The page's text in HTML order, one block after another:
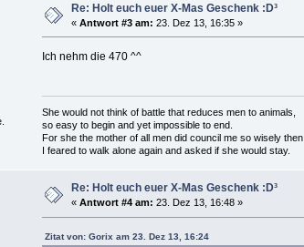
Re: Holt euch euer X-Mas Geschenk :D³
«Antwort #3 am: 23. Dez 13, 16:35 »
Ich nehm die 470 ^^
She would not think of battle that reduces men to animals,
so easy to begin and yet impossible to end.
For she the mother of all men did council me so wisely then
I feared to walk alone again and asked if she would stay.
Re: Holt euch euer X-Mas Geschenk :D³
«Antwort #4 am: 23. Dez 13, 16:48 »
Zitat von: Gorix am 23. Dez 13, 16:24